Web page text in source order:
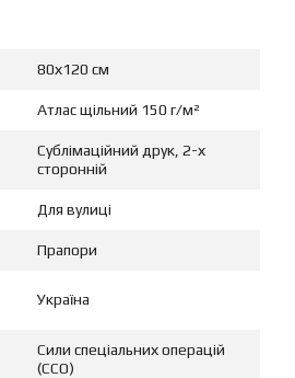
80х120 см
Атлас щільний 150 г/м²
Сублімаційний друк, 2-х
сторонній
Для вулиці
Прапори
Україна
Сили спеціальних операцій
(ССО)